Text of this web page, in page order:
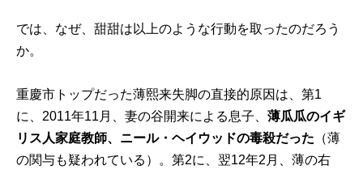
では、なぜ、甜甜は以上のような行動を取ったのだろう
か。
重慶市トップだった薄熙来失脚の直接的原因は、第1
に、2011年11月、妻の谷開来による息子、薄瓜瓜のイギ
リス人家庭教師、ニール・ヘイウッドの毒殺だった （薄
の関与も疑われている）。第2に、翌12年2月、薄の右